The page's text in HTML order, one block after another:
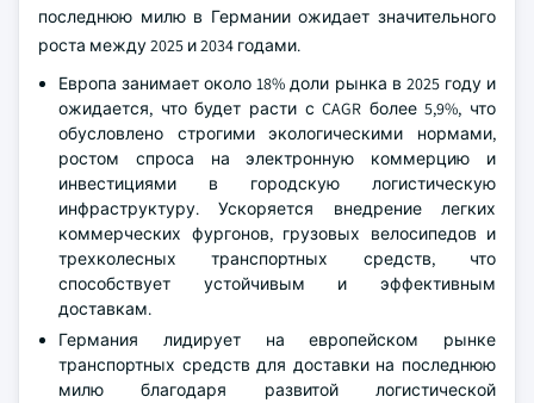
последнюю милю в Германии ожидает значительного
роста между 2025 и 2034 годами.
Европа занимает около 18% доли рынка в 2025 году и
ожидается, что будет расти с CAGR более 5,9%, что
обусловлено строгими экологическими нормами,
ростом спроса на электронную коммерцию и
инвестициями в городскую логистическую
инфраструктуру. Ускоряется внедрение легких
коммерческих фургонов, грузовых велосипедов и
трехколесных транспортных средств, что
способствует устойчивым и эффективным
доставкам.
Германия лидирует на европейском рынке
транспортных средств для доставки на последнюю
милю благодаря развитой логистической